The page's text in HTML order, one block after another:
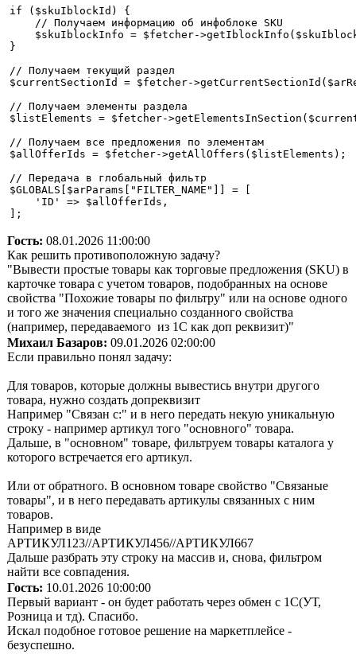
if ($skuIblockId) {
// Получаем информацию об инфоблоке SKU
$skuIblockInfo = $fetcher-
}
// Получаем текущий раздел
$currentSectionId = $fetcher-
// Получаем элементы раздела
$listElements = $fetcher-
// Получаем все предложения по элементам
$allOfferIds = $fetcher->getAllOffers($listElements);
// Передача в глобальный фильтр
$GLOBALS[$arParams["FILTER_NAME"]] = [
'ID' => $allOfferIds,
];
Гость: 08.01.2026 11:00:00
Как решить противоположную задачу?
"Вывести простые товары как торговые предложения (SKU) в
карточке товара с учетом товаров, подобранных на основе
свойства "Похожие товары по фильтру" или на основе одного
и того же значения специально созданного свойства
(например, передаваемого из 1С как доп реквизит)"
Михаил Базаров: 09.01.2026 02:00:00
Если правильно понял задачу:
Для товаров, которые должны вывестись внутри другого
товара, нужно создать допреквизит
Например "Связан с:" и в него передать некую уникальную
строку - например артикул того "основного" товара.
Дальше, в "основном" товаре, фильтруем товары каталога у
которого встречается его артикул.
Или от обратного. В основном товаре свойство "Связаные
товары", и в него передавать артикулы связанных с ним
товаров.
Например в виде
АРТИКУЛ123//АРТИКУЛ456//АРТИКУЛ667
Дальше разбрать эту строку на массив и, снова, фильтром
найти все совпадения.
Гость: 10.01.2026 10:00:00
Первый вариант - он будет работать через обмен с 1С(УТ,
Розница и тд). Спасибо.
Искал подобное готовое решение на маркетплейсе -
безуспешно.